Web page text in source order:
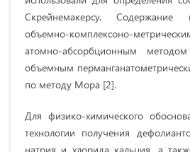
Скрейнемакерсу. Содержание
объемно-комплексоно-
атомно-абсорбционным
объемным
по методу Мора [2].
Для физико-химического
технологии получения